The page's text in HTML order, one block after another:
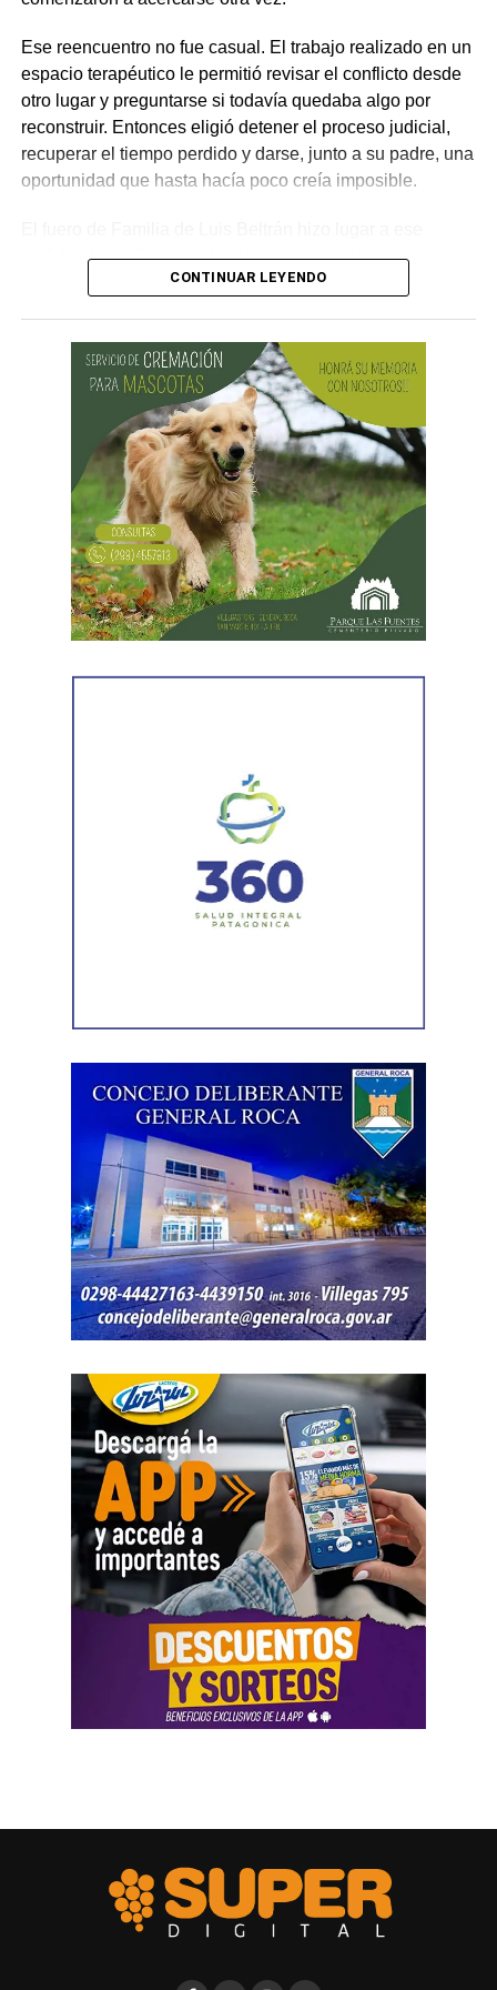
Ese reencuentro no fue casual. El trabajo realizado en un
espacio terapéutico le permitió revisar el conflicto desde
otro lugar y preguntarse si todavía quedaba algo por
reconstruir. Entonces eligió detener el proceso judicial,
recuperar el tiempo perdido y darse, junto a su padre, una
oportunidad que hasta hacía poco creía imposible.
pedido, declaró concluido el proceso por desistimiento y
ordenó el archivo de las actuaciones. La jueza consideró
El joven había promovido la acción para solicitar la
supresión de su apellido paterno. Durante la etapa inicial
del trámite se incorporó la documentación presentada, se
ordenó la publicación de edictos y se dispusieron
distintas medidas previas. En esa etapa la demanda
todavía no había sido notificada al progenitor.
Al comunicar su decisión de desistir, explicó que el
proceso terapéutico le permitió replantear el conflicto
desde otra perspectiva. Expresó que quería intentar
perdido y brindarse mutuamente una oportunidad antes
la magistrada explicó que el
desistimiento es una forma de poner fin
anticipadamente a un proceso judicial cuando una de
las partes decide no continuar con la acción.
Agregó que el Código Procesal Civil y Comercial autoriza
esa posibilidad siempre que, si la demanda ya fue
concretado, la jueza entendió que estaban cumplidos
todos los requisitos legales para admitir el desistimiento y
declarar extinguido el proceso.
«En virtud de ello entiendo que se encuentran
configurados los recaudos previstos en el artículo 278,
para que opere el desistimiento del proceso por voluntad
de la parte», explicó. Además, se estableció que las
actuaciones permanezcan archivadas en formato digital,
conforme a la normativa vigente del Poder Judicial de Río
Negro.
CONTINUAR LEYENDO